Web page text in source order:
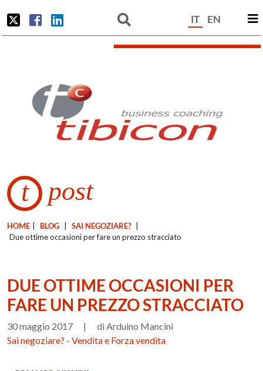
IT EN
t post
HOME BLOG SAI NEGOZIARE?
Due ottime occasioni per fare un prezzo stracciato
DUE OTTIME OCCASIONI PER
FARE UN PREZZO STRACCIATO
30 maggio 2017 |
di Arduino Mancini
Sai negoziare? -Vendita e Forza vendita